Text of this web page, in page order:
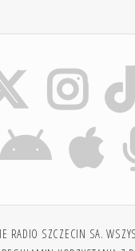
RADIO SZCZECIN SA.